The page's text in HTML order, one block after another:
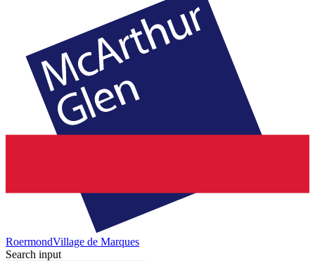
RoermondVillage de Marques
Search input